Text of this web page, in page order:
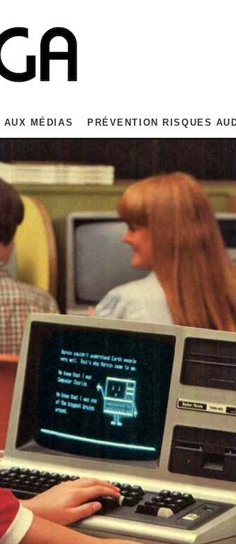
AUX MÉDIAS PRÉVENTION RISQUES